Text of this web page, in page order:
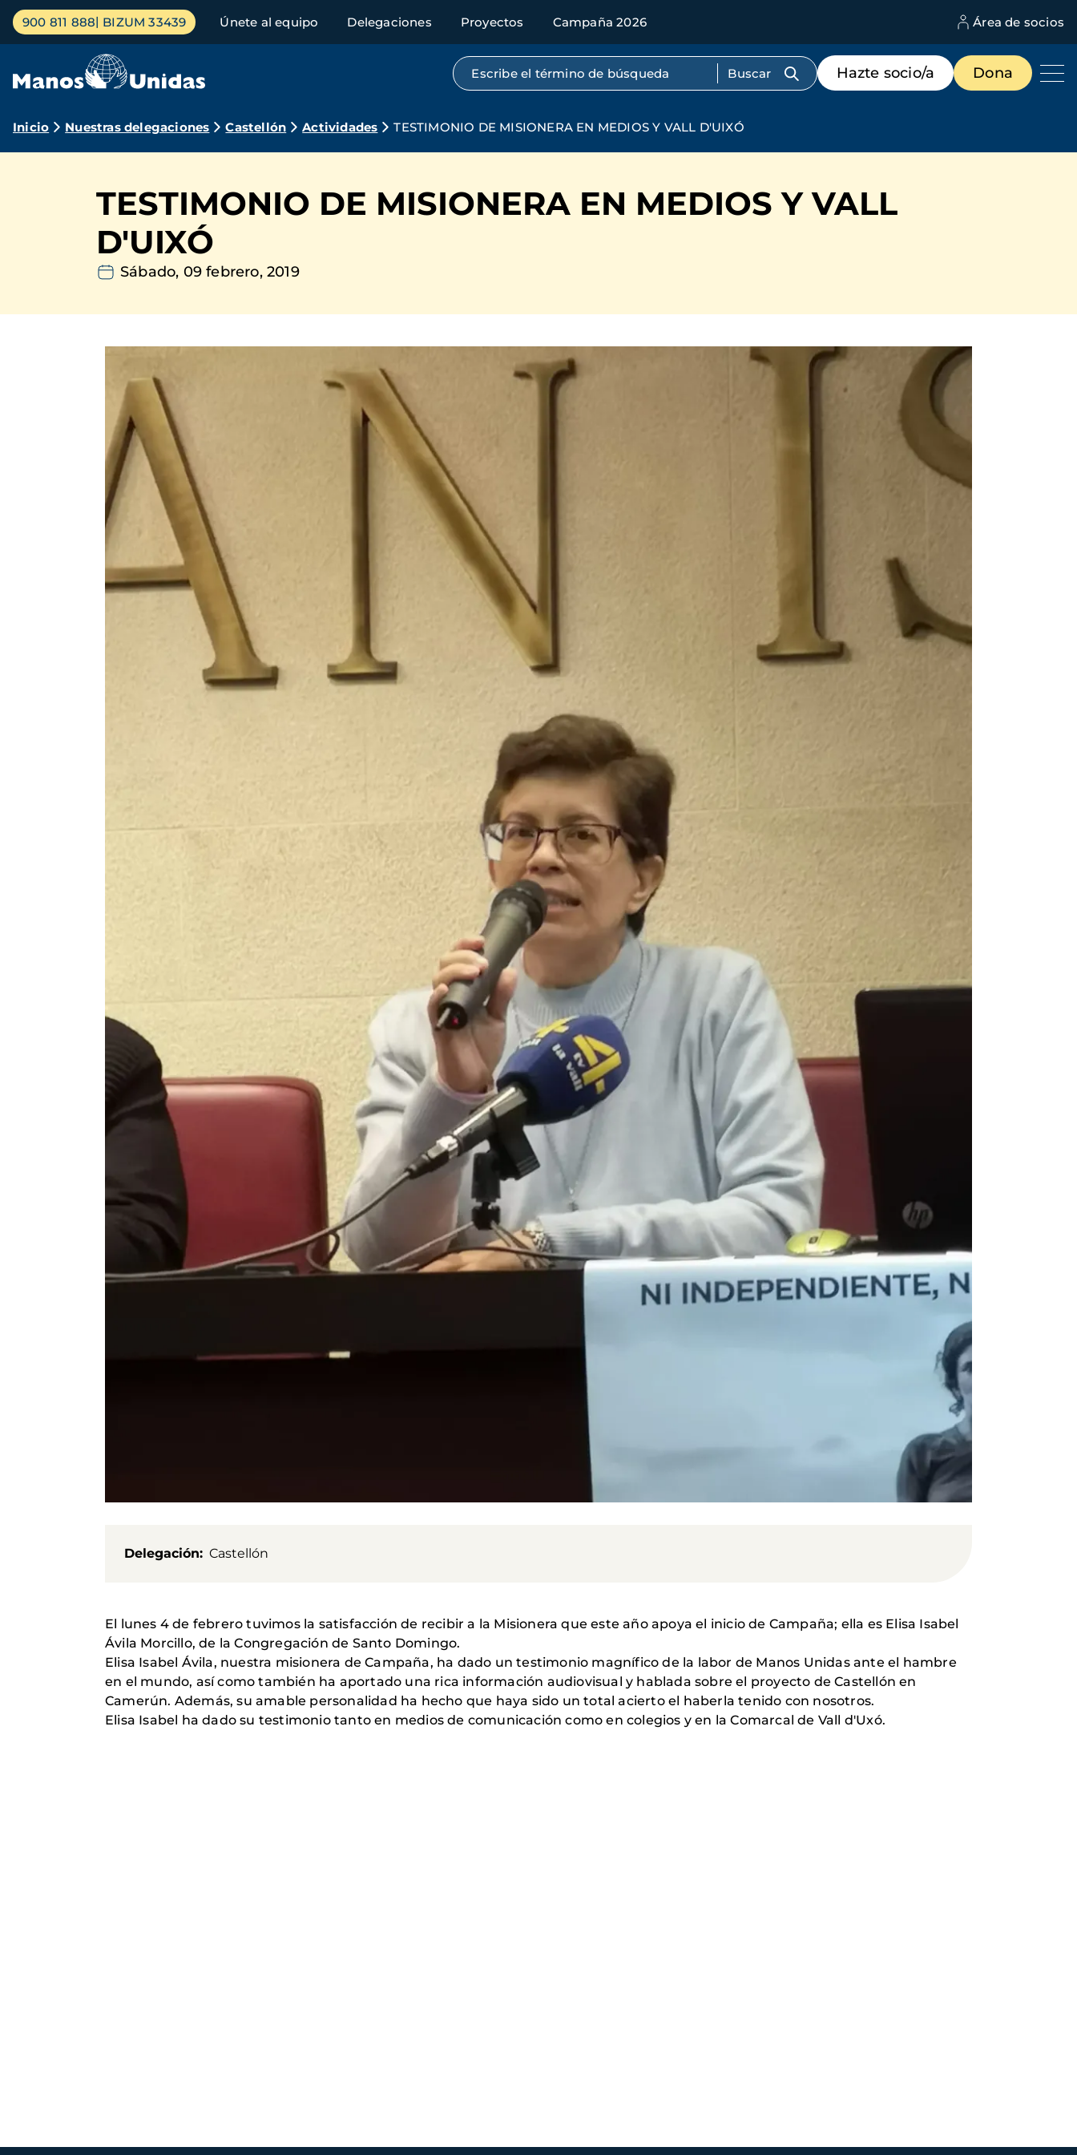
Pasar
contenido
Menú
principal
900 811 888 BIZUM 33439 Únete al equipo Delegaciones Proyectos Campaña 2026 Área de socios
Búsqueda por texto completo
Menú
de
destacados
Hazte socio/a Dona
Ruta
navegación
Inicio Nuestras delegaciones Castellón Actividades TESTIMONIO DE MISIONERA EN MEDIOS Y VALL D'UIXÓ
TESTIMONIO DE MISIONERA EN MEDIOS Y VALL
D'UIXÓ
Sábado, 09 febrero, 2019
Delegación Castellón
El lunes 4 de febrero tuvimos la satisfacción de recibir a la Misionera que este año apoya el inicio de Campaña; ella es Elisa Isabel
Ávila Morcillo, de la Congregación de Santo Domingo.
Elisa Isabel Ávila, nuestra misionera de Campaña, ha dado un testimonio magnífico de la labor de Manos Unidas ante el hambre
en el mundo, así como también ha aportado una rica información audiovisual y hablada sobre el proyecto de Castellón en
Camerún. Además, su amable personalidad ha hecho que haya sido un total acierto el haberla tenido con nosotros.
Elisa Isabel ha dado su testimonio tanto en medios de comunicación como en colegios y en la Comarcal de Vall d'Uxó.